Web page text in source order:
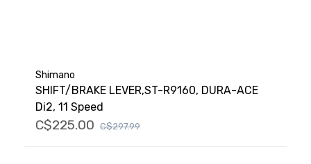
Shimano
SHIFT/BRAKE LEVER,ST-R9160, DURA-ACE
Di2, 11 Speed
C$225.00 C$297.99